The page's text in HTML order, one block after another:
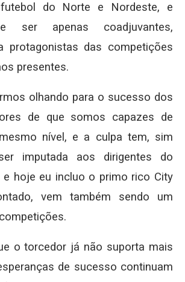
do Norte e Nordeste, e
ser apenas coadjuvantes,
protagonistas das competições
presentes.
olhando para o sucesso dos
de que somos capazes de
nível, e a culpa tem, sim
imputada aos dirigentes do
hoje eu incluo o primo rico City
vem também sendo um
o torcedor já não suporta mais
de sucesso continuam